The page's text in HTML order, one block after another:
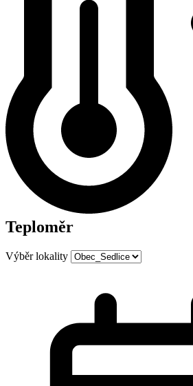
Teploměr
Výběr lokality